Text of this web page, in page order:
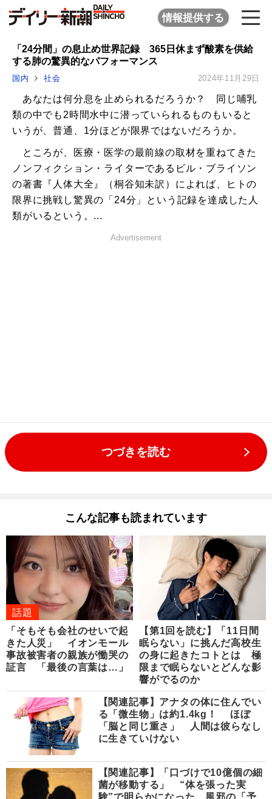
情報提供する
「24分間」の息止め世界記録 365日休まず酸素を供給
する肺の驚異的なパフォーマンス
国内 社会 2024年11月29日
あなたは何分息を止められるだろうか？ 同じ哺乳
類の中でも2時間水中に潜っていられるものもいると
いうが、普通、1分ほどが限界ではないだろうか。
ところが、医療・医学の最前線の取材を重ねてきた
ノンフィクション・ライターであるビル・ブライソン
の著書『人体大全』（桐谷知未訳）によれば、ヒトの
限界に挑戦し驚異の「24分」という記録を達成した人
類がいるという。...
Advertisement
つづきを読む
こんな記事も読まれています
話題
「そもそも会社のせいで起
きた人災」 イオンモール
事故被害者の親族が慟哭の
証言 「最後の言葉は…」
【第1回を読む】「11日間
眠らない」に挑んだ高校生
の身に起きたコトとは 極
限まで眠らないとどんな影
響がでるのか
【関連記事】アナタの体に住んでい
る「微生物」は約1.4kg！ ほぼ
「脳と同じ重さ」 人間は彼らなし
に生きていけない
【関連記事】「口づけで10億個の細
菌が移動する」 “体を張った実
験”で明らかになった、風邪の「予